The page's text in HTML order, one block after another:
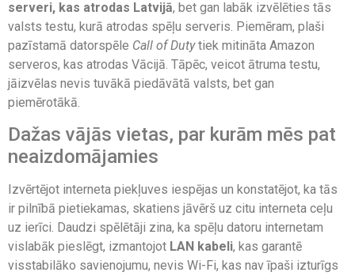
serveri, kas atrodas Latvijā, bet gan labāk izvēlēties tās
valsts testu, kurā atrodas spēļu serveris. Piemēram, plaši
pazīstamā datorspēle Call of Dutytiek mitināta Amazon
serveros, kas atrodas Vācijā. Tāpēc, veicot ātruma testu,
jāizvēlas nevis tuvākā piedāvātā valsts, bet gan
piemērotākā.
Dažas vājās vietas, par kurām mēs pat
neaizdomājamies
Izvērtējot interneta piekļuves iespējas un konstatējot, ka tās
ir pilnībā pietiekamas, skatiens jāvērš uz citu interneta ceļu
uz ierīci. Daudzi spēlētāji zina, ka spēļu datoru internetam
vislabāk pieslēgt, izmantojot LAN kabeli, kas garantē
visstabilāko savienojumu, nevis Wi-Fi, kas nav īpaši izturīgs